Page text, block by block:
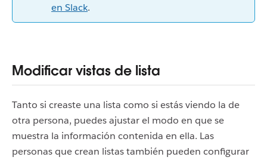
en Slack.
Modificar vistas de lista
Tanto si creaste una lista como si estás viendo la de
otra persona, puedes ajustar el modo en que se
muestra la información contenida en ella. Las
personas que crean listas también pueden configurar